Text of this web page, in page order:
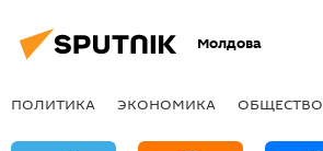
Молдова
ПОЛИТИКА ЭКОНОМИКА ОБЩЕСТВО